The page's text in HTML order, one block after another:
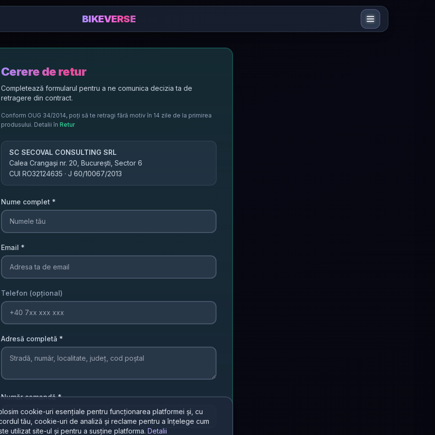
cookie-uri esențiale pentru funcționarea platformei și, cu
tău, cookie-uri de analiză și reclame pentru a înțelege cum
utilizat site-ul și pentru a susține platforma. Detalii
BIKEVERSE
Cerere de retur
Completează formularul pentru a ne comunica decizia ta de
retragere din contract.
Conform OUG 34/2014, poți să te retragi fără motiv în 14 zile de la primirea
produsului. Detalii în Retur
SC SECOVAL CONSULTING SRL
Calea Crangași nr. 20, București, Sector 6
CUI RO32124635 · J 60/10067/2013
Nume complet *
Email *
Telefon (opțional)
Adresă completă *
Număr comandă*